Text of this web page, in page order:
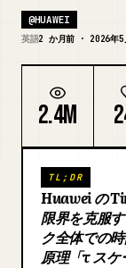
プロンプト
ダウンロード
ブログ
@HUAWEI
英語2 か月前 · 2026年5
2.4M
TL;DR
Huawei の
限界を克服
ク全体での
原理「τ スケ